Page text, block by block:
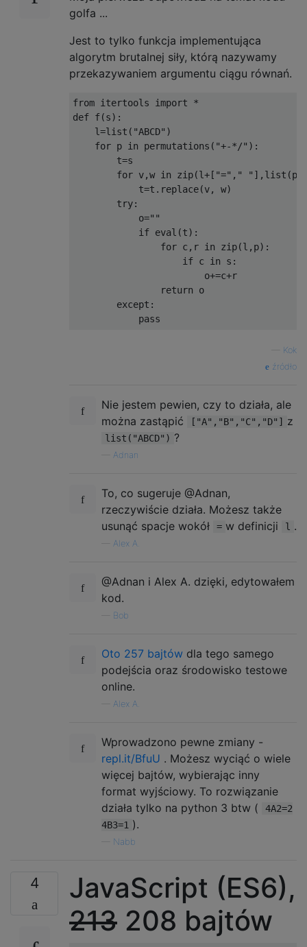
golfa ...
Jest to tylko funkcja implementująca
algorytm brutalnej siły, którą nazywamy
przekazywaniem argumentu ciągu równań.
from itertools import
*
def f(s):
    l
=list ( "ABCD" )
for p in permutations ( "+-*/" ):
        t
=s
for v,w in zip(l+[ "=" , " " ], list (p
            t
=t . replace(v, w)
try:
            o
=""
if eval (t):
for c , r in zip(l , p):
if c in s :
                        o
+=c+r
return o
except :
pass
Kok
źródło
Nie jestem pewien, czy to działa, ale
można zastąpić
["A","B","C","D"] z
list("ABCD") ?
Adnan
To, co sugeruje @Adnan,
rzeczywiście działa. Możesz także
usunąć spacje wokół
= w definicji l .
Alex A.
@Adnan i Alex A. dzięki, edytowałem
kod.
Bob
Oto 257 bajtów dla tego samego
podejścia oraz środowisko testowe
online.
Alex A.
Wprowadzono pewne zmiany -
repl.it/BfuU . Możesz wyciąć o wiele
więcej bajtów, wybierając inny
format wyjściowy. To rozwiązanie
działa tylko na python 3 btw (
4A2=2
4B3=1 ).
Nabb
4
JavaScript (ES6),
213 208 bajtów